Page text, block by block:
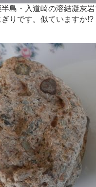
島・入道崎の溶結凝灰
ぎりです。似ていますか